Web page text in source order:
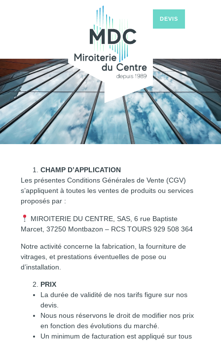
DEVIS
CHAMP D’APPLICATION
Les présentes Conditions Générales de Vente (CGV)
s’appliquent à toutes les ventes de produits ou services
proposés par :
MIROITERIE DU CENTRE, SAS, 6 rue Baptiste
Marcet, 37250 Montbazon – RCS TOURS 929 508 364
Notre activité concerne la fabrication, la fourniture de
vitrages, et prestations éventuelles de pose ou
d’installation.
PRIX
La durée de validité de nos tarifs figure sur nos
devis.
Nous nous réservons le droit de modifier nos prix
en fonction des évolutions du marché.
Un minimum de facturation est appliqué sur tous